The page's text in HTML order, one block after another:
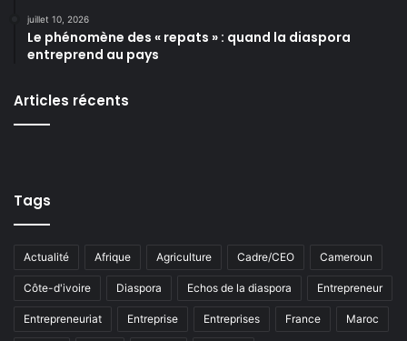
juillet 10, 2026
Le phénomène des « repats » : quand la diaspora
entreprend au pays
Articles récents
Tags
Actualité Afrique Agriculture Cadre/CEO Cameroun
Côte-d'ivoire Diaspora Echos de la diaspora Entrepreneur
Entrepreneuriat Entreprise Entreprises France Maroc